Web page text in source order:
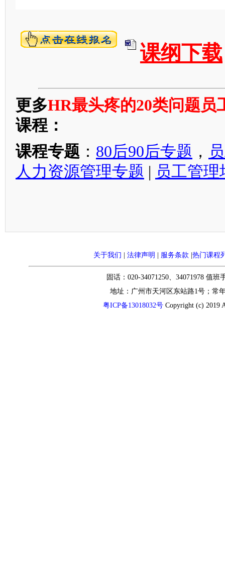
课纲下载
更多HR最头疼的20类问题员
课程：
课程专题 ： 80后90后专题 ，
人力资源管理专题 | 员工管理
关于我们 | 法律声明 | 服务条款 |热门课程
固话：020-34071250、34071978 值班
地址：广州市天河区东站路1号；常
粤ICP备13018032号Copyright (c) 2019